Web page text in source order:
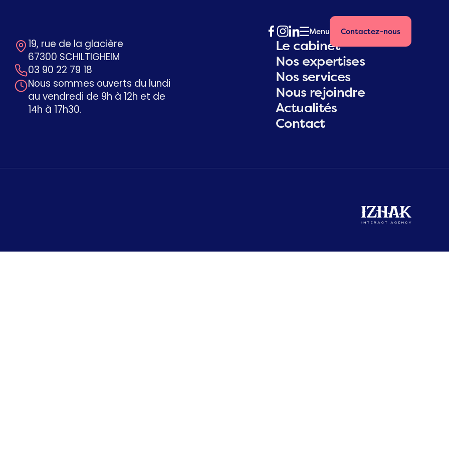
Menu Contactez-nous
19, rue de la glacière
67300 SCHILTIGHEIM
03 90 22 79 18
Nous sommes ouverts du lundi
au vendredi de 9h à 12h et de
14h à 17h30.
Le cabinet
Nos expertises
Nos services
Nous rejoindre
Actualités
Contact